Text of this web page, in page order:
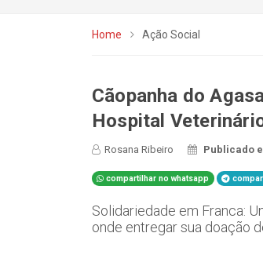
Home Ação Social
Cãopanha do
Hospital
Rosana Ribeiro Publicado
compartilhar no whatsapp
Solidariedade em Franca:
onde entregar sua doação